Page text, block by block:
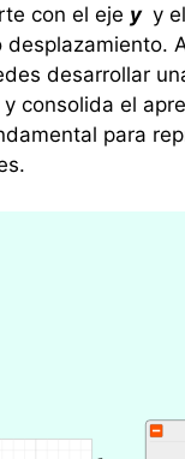
con el eje y y
desplazamiento.
desarrollar
consolida el
para